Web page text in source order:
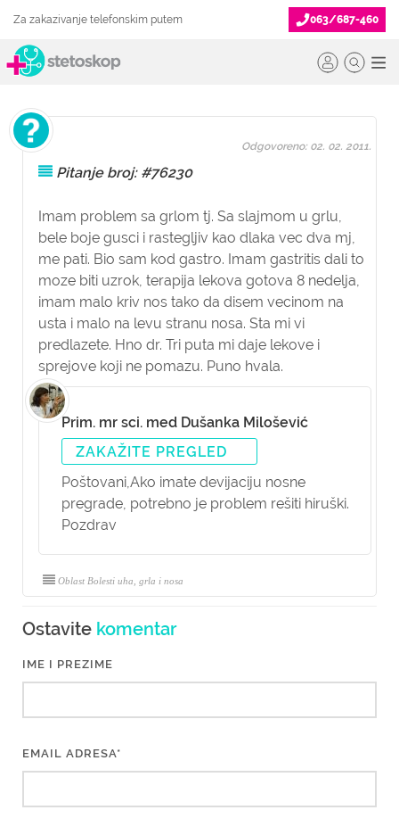
Za zakazivanje telefonskim putem 063/687-460
Pitanje broj: #76230
Imam problem sa grlom tj. Sa slajmom u grlu,
bele boje gusci i rastegljiv kao dlaka vec dva mj,
me pati. Bio sam kod gastro. Imam gastritis dali to
moze biti uzrok, terapija lekova gotova 8 nedelja,
imam malo kriv nos tako da disem vecinom na
usta i malo na levu stranu nosa. Sta mi vi
predlazete. Hno dr. Tri puta mi daje lekove i
sprejove koji ne pomazu. Puno hvala.
Odgovoreno: 02. 02. 2011.
Prim. mr sci. med Dušanka Milošević
ZAKAŽITE PREGLED
Poštovani,Ako imate devijaciju nosne
pregrade, potrebno je problem rešiti hiruški.
Pozdrav
Oblast Bolesti uha, grla i nosa
Ostavite komentar
IME I PREZIME
EMAIL ADRESA*